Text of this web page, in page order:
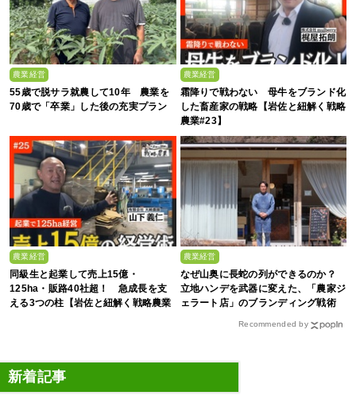
農業経営
55歳で脱サラ就農して10年 農業を
70歳で「卒業」した後の充実プラン
農業経営
霜降りで戦わない 母牛をブランド化
した畜産家の戦略【岩佐と紐解く戦略
農業#23】
農業経営
同級生と起業して売上15億・
125ha・販路40社超！ 急成長を支
える3つの柱【岩佐と紐解く戦略農業
農業経営
なぜ山奥に長蛇の列ができるのか？
立地ハンデを武器に変えた、「農家ジ
ェラート店」のブランディング戦術
Recommended by
新着記事